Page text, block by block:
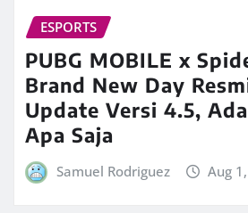
ESPORTS
PUBG MOBILE x
Brand New Day
Update Versi 4.5,
Apa Saja
Samuel Rodriguez Aug